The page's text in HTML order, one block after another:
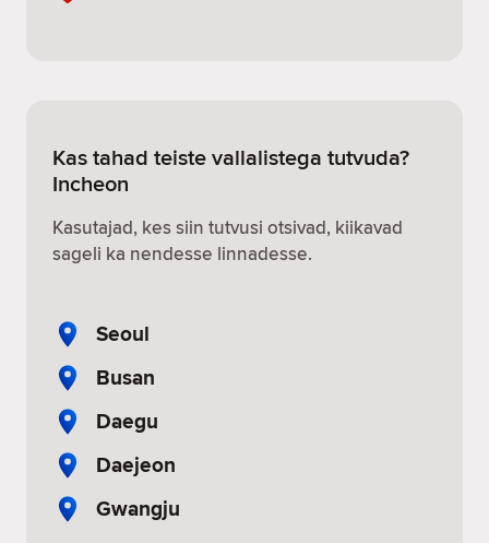
Kas tahad teiste vallalistega tutvuda?
Incheon
Kasutajad, kes siin tutvusi otsivad, kiikavad
sageli ka nendesse linnadesse.
Seoul
Busan
Daegu
Daejeon
Gwangju